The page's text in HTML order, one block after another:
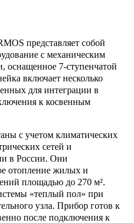
представляет собой
с механическим
оснащенное 7-ступенчатой
включает несколько
для интеграции в
к косвенным
с учетом климатических
сетей и
в России. Они
отопление жилых и
площадью до 270 м².
«теплый пол» при
узла. Прибор готов к
после подключения к